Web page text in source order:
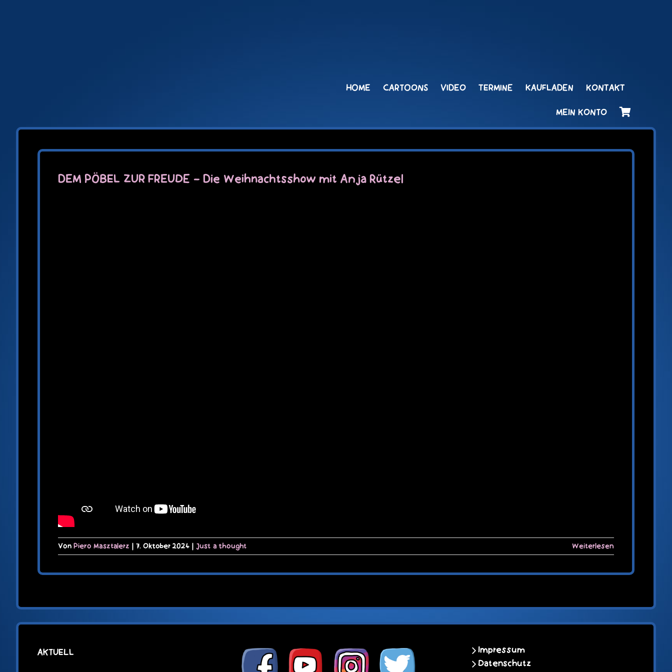
HOME CARTOONS VIDEO TERMINE KAUFLADEN KONTAKT
MEIN KONTO
DEM PÖBEL ZUR FREUDE – Die Weihnachtsshow mit Anja Rützel
VonPiero Masztalerz | 7. Oktober 2024 | Just a thought Weiterlesen
AKTUELL
Impressum
Datenschutz